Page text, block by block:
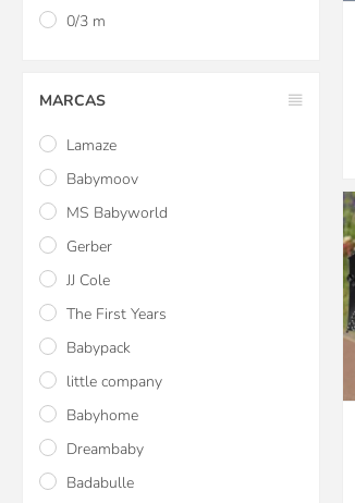
0/3 m
MARCAS
Lamaze
Babymoov
MS Babyworld
Gerber
JJ Cole
The First Years
Babypack
little company
Babyhome
Dreambaby
Badabulle